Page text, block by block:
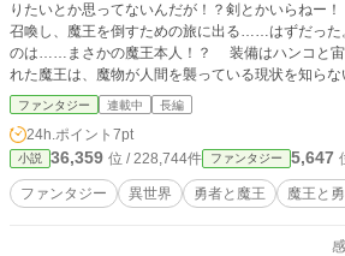
りたいとか思ってないんだが！？剣とかいらねー
召喚し、魔王を倒すための旅に出る……はずだった
のは……まさかの魔王本人！？ 装備はハンコと宙
れた魔王は、魔物が人間を襲っている現状を知ら
す出会いは、やがて世界の真実に立ち向かう旅へと
ファンタジー 連載中 長編
24h.ポイント 7pt
小説 36,359 位 / 228,744件 ファンタジー 5,647
ファンタジー 異世界 勇者と魔王 魔王と